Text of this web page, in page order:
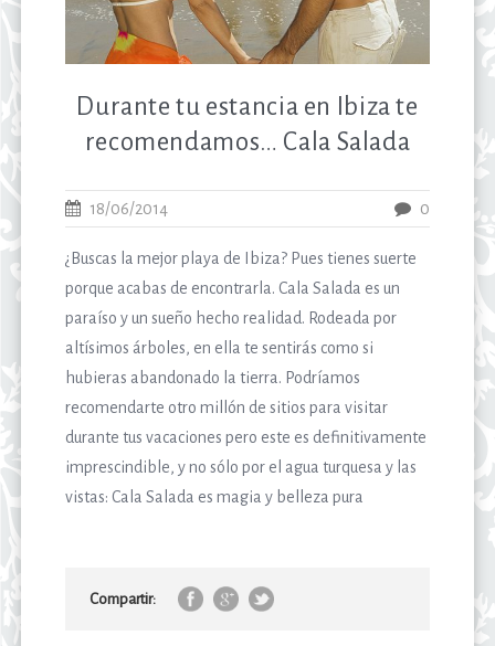
Durante tu estancia en Ibiza te
recomendamos… Cala Salada
18/06/2014 0
¿Buscas la mejor playa de Ibiza? Pues tienes suerte
porque acabas de encontrarla. Cala Salada es un
paraíso y un sueño hecho realidad. Rodeada por
altísimos árboles, en ella te sentirás como si
hubieras abandonado la tierra. Podríamos
recomendarte otro millón de sitios para visitar
durante tus vacaciones pero este es definitivamente
imprescindible, y no sólo por el agua turquesa y las
vistas: Cala Salada es magia y belleza pura
Compartir: